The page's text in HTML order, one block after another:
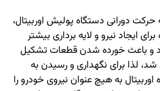
دورانی دستگاه پولیش اوربیتال،
ایجاد نیرو و لایه برداری بیشتر
و باعث خورده شدن قطعات تشکیل
لذا برای نگهداری و رسیدن به
اوربیتال به هیچ عنوان نیروی خودرو را